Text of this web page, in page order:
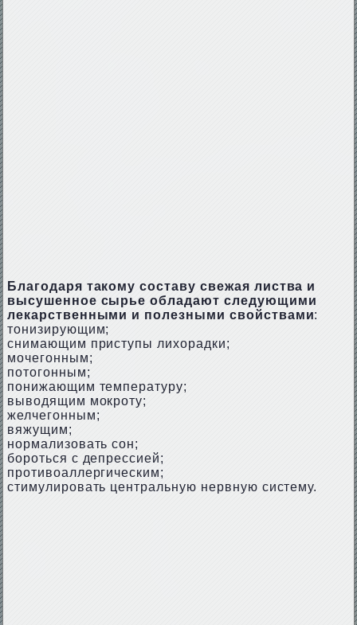
Благодаря такому составу свежая листва и
высушенное сырье обладают следующими
лекарственными и полезными свойствами:
тонизирующим;
снимающим приступы лихорадки;
мочегонным;
потогонным;
понижающим температуру;
выводящим мокроту;
желчегонным;
вяжущим;
нормализовать сон;
бороться с депрессией;
противоаллергическим;
стимулировать центральную нервную систему.